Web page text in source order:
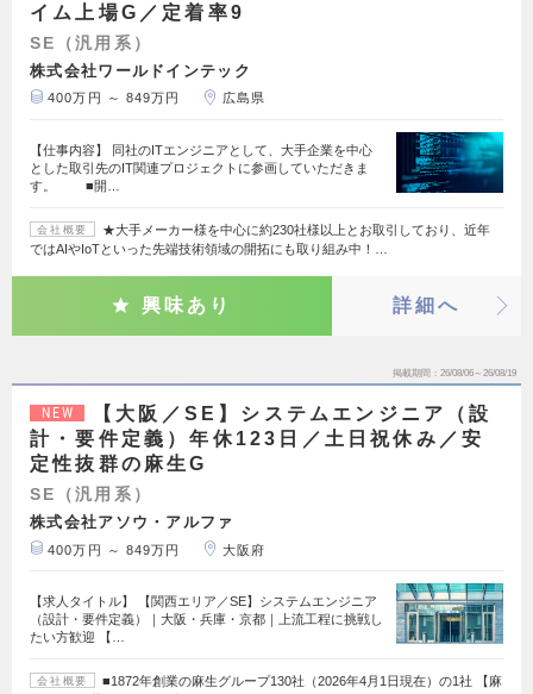
イム上場G／定着率9
SE（汎用系）
株式会社ワールドインテック
400万円 ～ 849万円 広島県
【仕事内容】 同社のITエンジニアとして、大手企業を中心
とした取引先のIT関連プロジェクトに参画していただきま
す。 ■開…
会社概要
★大手メーカー様を中心に約230社様以上とお取引しており、近年
ではAIやIoTといった先端技術領域の開拓にも取り組み中！…
興味あり 詳細へ
掲載期間 26/08/06～26/08/19
NEW
【大阪／SE】システムエンジニア（設
計・要件定義）年休123日／土日祝休み／安
定性抜群の麻生G
SE（汎用系）
株式会社アソウ・アルファ
400万円 ～ 849万円 大阪府
【求人タイトル】 【関西エリア／SE】システムエンジニア
（設計・要件定義）｜大阪・兵庫・京都｜上流工程に挑戦し
たい方歓迎 【…
会社概要
■1872年創業の麻生グループ130社（2026年4月1日現在）の1社 【麻